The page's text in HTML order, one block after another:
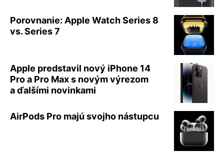
Porovnanie: Apple Watch Series 8
vs. Series 7
Apple predstavil nový iPhone 14
Pro a Pro Max s novým výrezom
a ďalšími novinkami
AirPods Pro majú svojho nástupcu